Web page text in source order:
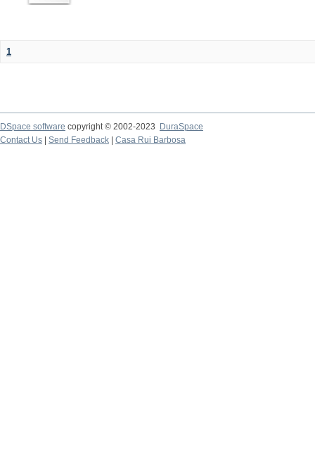
1
DSpace software copyright © 2002-2023
DuraSpace
Contact Us
Send Feedback Casa Rui Barbosa